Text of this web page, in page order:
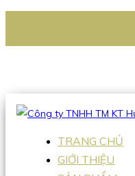
Hotline:0938 336 079
TRANG CHỦ
GIỚI THIỆU